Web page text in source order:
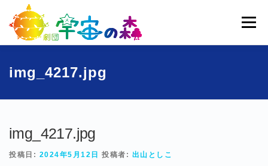
ッ
メニュー
宇宙の森とは
img_4217.jpg
img_4217.jpg
投稿日: 2024年5月12日 投稿者: 出山としこ